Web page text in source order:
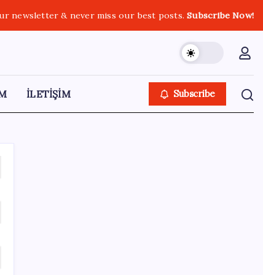
newsletter & never miss our best posts.Subscribe Now!
İLETİŞİM Subscribe